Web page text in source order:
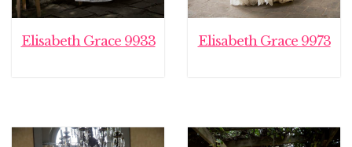
Elisabeth Grace 9933 Elisabeth Grace 9973